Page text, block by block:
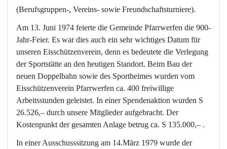
(Berufsgruppen-, Vereins- sowie Freundschaftsturniere).
Am 13. Juni 1974 feierte die Gemeinde Pfarrwerfen die 900-
Jahr-Feier. Es war dies auch ein sehr wichtiges Datum für
unseren Eisschützenverein, denn es bedeutete die Verlegung
der Sportstätte an den heutigen Standort. Beim Bau der
neuen Doppelbahn sowie des Sportheimes wurden vom
Eisschützenverein Pfarrwerfen ca. 400 freiwillige
Arbeitsstunden geleistet. In einer Spendenaktion wurden S
26.526,– durch unsere Mitglieder aufgebracht. Der
Kostenpunkt der gesamten Anlage betrug ca. S 135.000,– .
In einer Ausschusssitzung am 14.März 1979 wurde der